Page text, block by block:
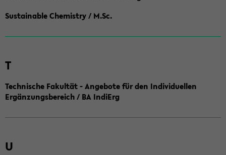
Sustainable Chemistry / M.Sc.
T
Technische Fakultät - Angebote für den Individuellen
Ergänzungsbereich / BA IndiErg
U